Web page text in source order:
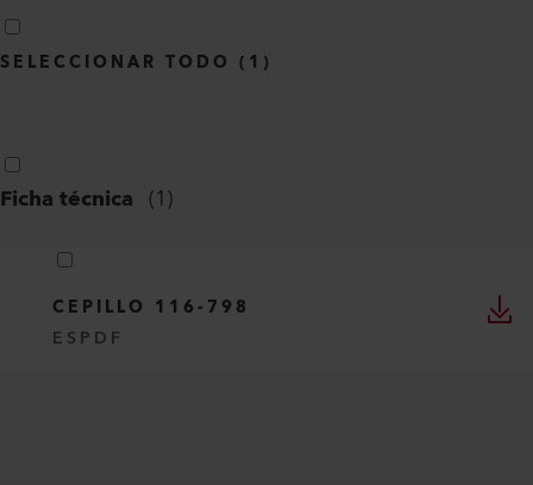
SELECCIONAR TODO ( 1 )
Ficha técnica (1)
CEPILLO 116-798
ES PDF